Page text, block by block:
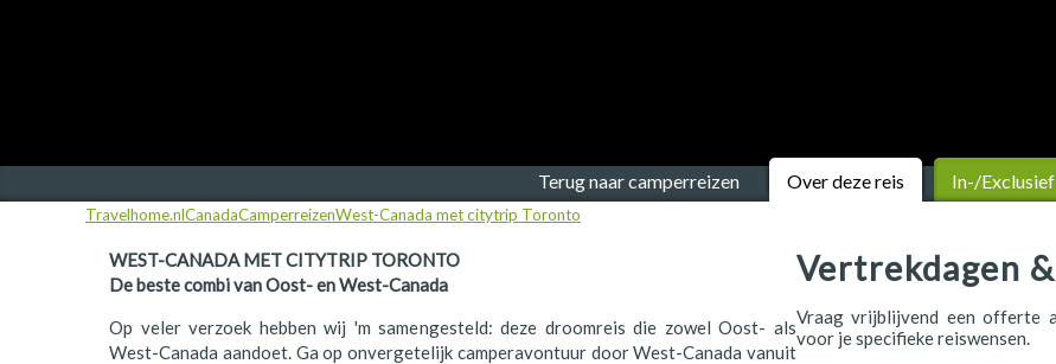
IJsland
Terug naar camperreizen Over deze reis In-/Exclusief
Travelhome.nlCanadaCamperreizenWest-Canada met citytrip Toronto
WEST-CANADA MET CITYTRIP TORONTO
De beste combi van Oost- en West-Canada
Op veler verzoek hebben wij 'm samengesteld: deze droomreis die zowel Oost- als
West-Canada aandoet. Ga op onvergetelijk camperavontuur door West-Canada vanuit
Vertrekdagen
Vraag vrijblijvend een offerte
voor je specifieke reiswensen.